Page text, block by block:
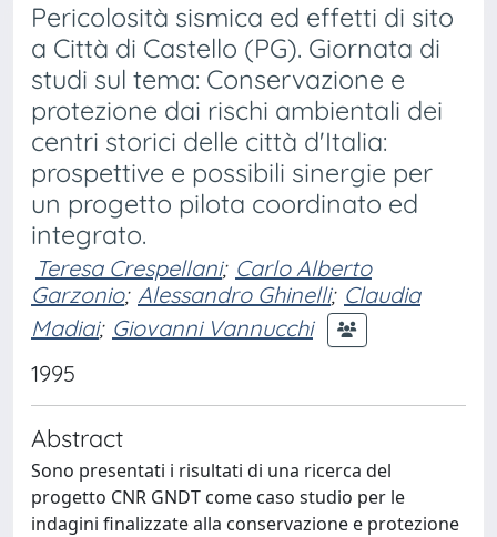
Pericolosità sismica ed effetti di sito
a Città di Castello (PG). Giornata di
studi sul tema: Conservazione e
protezione dai rischi ambientali dei
centri storici delle città d'Italia:
prospettive e possibili sinergie per
un progetto pilota coordinato ed
integrato.
Teresa Crespellani; Carlo Alberto
Garzonio; Alessandro Ghinelli; Claudia
Madiai; Giovanni Vannucchi
1995
Abstract
Sono presentati i risultati di una ricerca del
progetto CNR GNDT come caso studio per le
indagini finalizzate alla conservazione e protezione